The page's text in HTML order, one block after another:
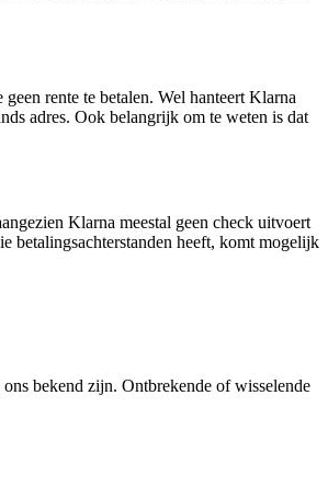
rente te betalen. Wel hanteert Klarna
adres. Ook belangrijk om te weten is dat
Klarna meestal geen check uitvoert
betalingsachterstanden heeft, komt mogelijk
bekend zijn. Ontbrekende of wisselende